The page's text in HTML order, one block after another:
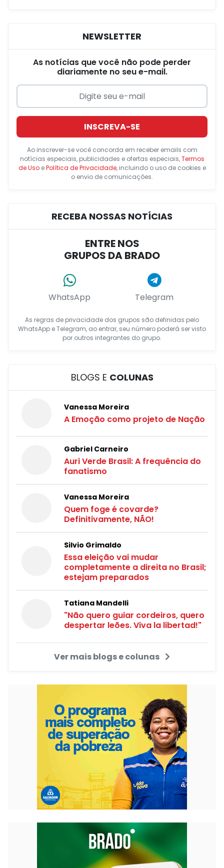
NEWSLETTER
As notícias que você não pode perder
diariamente no seu e-mail.
INSCREVA-SE
Ao inscrever-se você concorda em receber emails com
notícias especiais, publicidades e ofertas especiais,Termos
de UsoePolítica de Privacidade, incluindo o uso de cookies e
o envio de comunicações.
RECEBA NOSSAS NOTÍCIAS
ENTRE NOS
GRUPOS DA BRADO
WhatsApp Telegram
As regras de privacidade dos grupos são definidas pelo
WhatsApp e Telegram, ao entrar, seu número poderá ser visto
por outros integrantes do grupo.
BLOGS E COLUNAS
Vanessa Moreira
A Emoção como projeto de Nação
Gabriel Carneiro
Auri Verde Brasil: A frequência do
fanatismo
Vanessa Moreira
Quem foge é covarde?
Definitivamente, NÃO!
Silvio Grimaldo
Essa eleição vai mudar
completamente a direita no Brasil;
estejam preparados
Tatiana Mandelli
"Não quero guiar cordeiros, quero
despertar leões. Viva la libertad!"
Ver mais blogs e colunas